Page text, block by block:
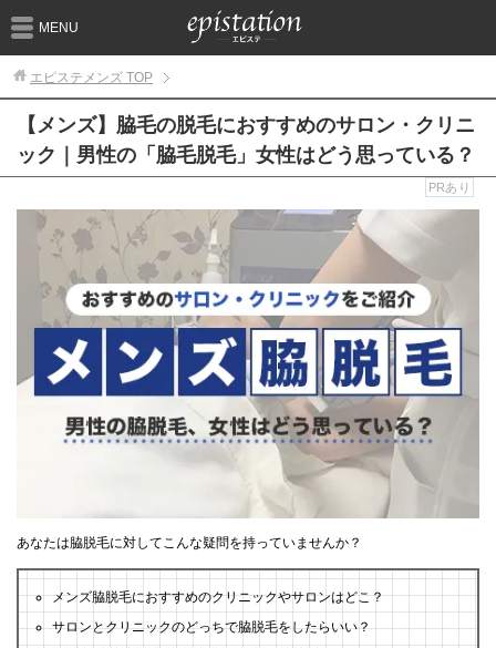
MENU
エピステメンズ TOP
【メンズ】脇毛の脱毛におすすめのサロン・クリニ
ック｜男性の「脇毛脱毛」女性はどう思っている？
PRあり
あなたは脇脱毛に対してこんな疑問を持っていませんか？
メンズ脇脱毛におすすめのクリニックやサロンはどこ？
サロンとクリニックのどっちで脇脱毛をしたらいい？